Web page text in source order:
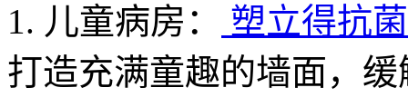
1. 儿童病房：
塑立得抗
打造充满童趣的墙面，